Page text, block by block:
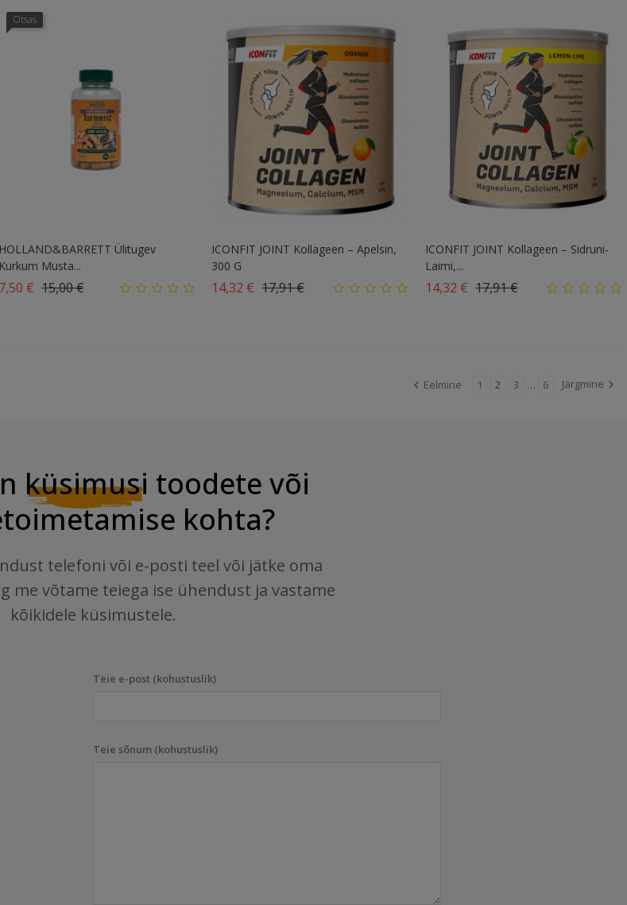
Otsas
HOLLAND&BARRETT Ülitugev
Kurkum Musta...
7,50 € Tavahind
15,00 €Hind
ICONFIT JOINT Kollageen – Apelsin,
300 G
14,32 € Tavahind
17,91 €Hind
ICONFIT JOINT Kollageen – Sidruni-
Laimi,...
14,32 € Tavahind
17,91 €Hind
 Eelmine 1 2 3 … 6 Järgmine 
küsimusi toodete või
kohta?
telefoni või e-posti teel või jätke oma
me võtame teiega ise ühendust ja vastame
kõikidele küsimustele.
Teie e-post (kohustuslik)
Teie sõnum (kohustuslik)